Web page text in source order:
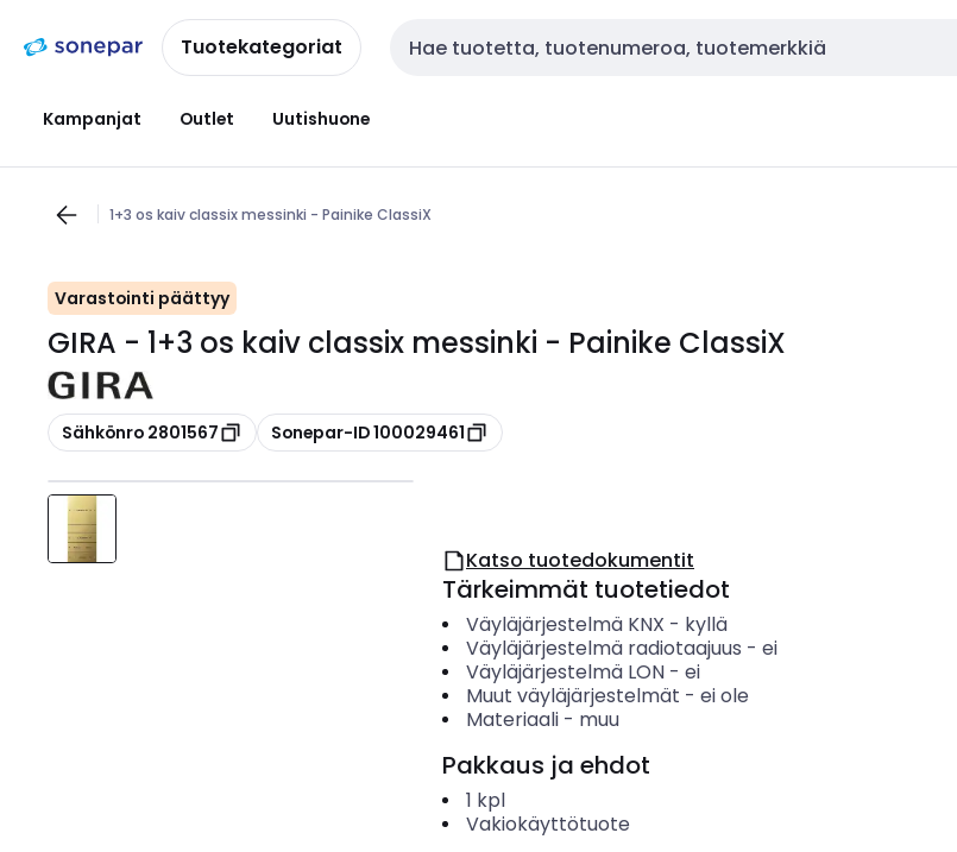
navigointiinsisältöönTuotekategoriat Haku
Kampanjat Outlet Uutishuone
1+3 os kaiv classix messinki - Painike ClassiX
Varastointi päättyy
GIRA - 1+3 os kaiv classix messinki - Painike ClassiX
Kopioi
Sähkönro 2801567 Kopioi
Sonepar-ID 100029461
Katso tuotedokumentit
Tärkeimmät tuotetiedot
Väyläjärjestelmä KNX - kyllä
Väyläjärjestelmä radiotaajuus - ei
Väyläjärjestelmä LON- ei
Muut väyläjärjestelmät - ei ole
Materiaali- muu
Pakkaus ja ehdot
1 kpl
Vakiokäyttötuote